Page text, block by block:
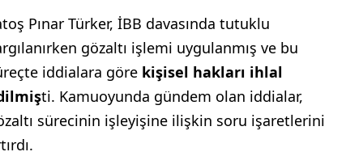
Pınar Türker, İBB davasında tutuklu
gözaltı işlemi uygulanmış ve bu
iddialara göre kişisel hakları ihlal
ti. Kamuoyunda gündem olan iddialar,
sürecinin işleyişine ilişkin soru işaretlerini